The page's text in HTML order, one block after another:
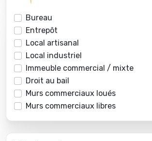
Bureau
Entrepôt
Local artisanal
Local industriel
Immeuble commercial / mixte
Droit au bail
Murs commerciaux loués
Murs commerciaux libres